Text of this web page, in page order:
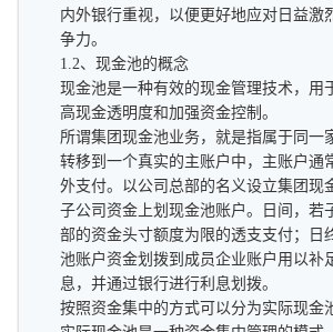
内外银行重视，以便更好地应对日益
争力。
1.2、现金池的概念
现金池是一种有效的现金管理技术，用
高现金透明度和加强资金控制。
所谓集团现金池业务，就是指属于同
转移到一个真实的主账户中，主账户通
外支付。以公司总部的名义设立集团现
子公司资金上划现金池账户。日间，若
部的资金头寸额度为限的透支支付；日
池账户资金划拨到成员企业账户用以补
息，并通过银行进行利息划拨。
按照资金集中的方式可以分为实际现金